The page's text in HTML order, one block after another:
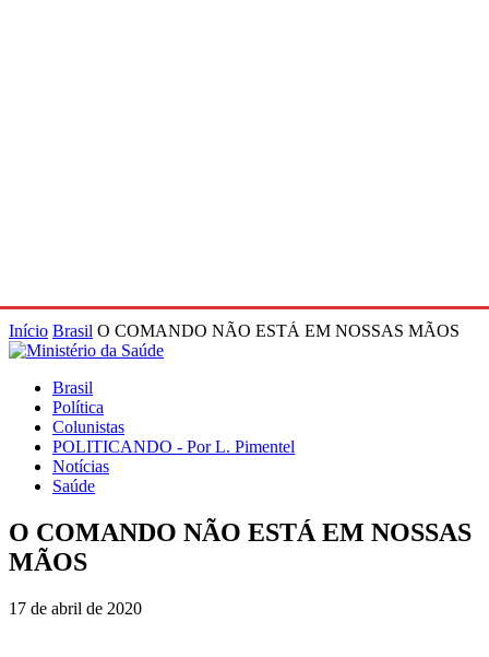
Início Brasil O COMANDO NÃO ESTÁ EM NOSSAS MÃOS
Brasil
Política
Colunistas
POLITICANDO - Por L. Pimentel
Notícias
Saúde
O COMANDO NÃO ESTÁ EM NOSSAS
MÃOS
17 de abril de 2020